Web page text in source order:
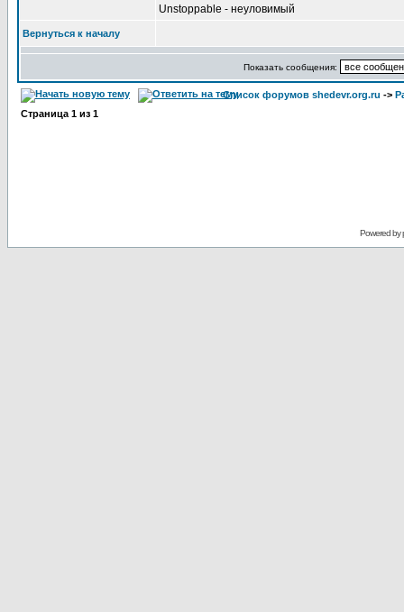
Unstoppable - неуловимый
Вернуться к началу
Показать сообщения:
Список форумов shedevr.org.ru ->
Страница 1 из 1
Powered by